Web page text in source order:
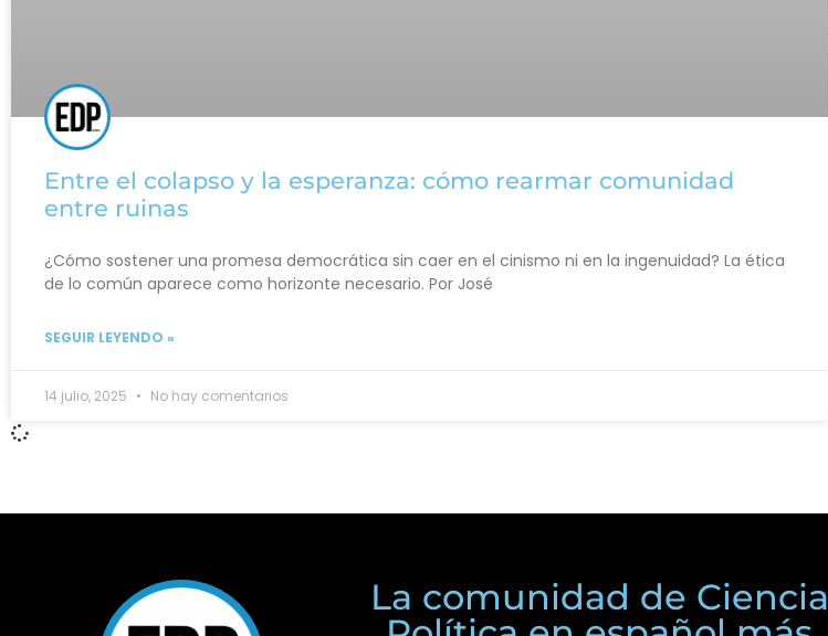
Entre el colapso y la esperanza: cómo rearmar comunidad
entre ruinas
¿Cómo sostener una promesa democrática sin caer en el cinismo ni en la ingenuidad? La ética
de lo común aparece como horizonte necesario. Por José
SEGUIR LEYENDO »
14 julio, 2025 No hay comentarios
La comunidad de Ciencia